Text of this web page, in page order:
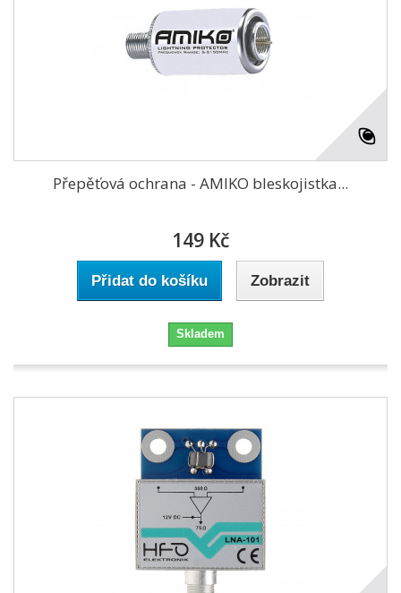
Přepěťová ochrana - AMIKO bleskojistka...
149 Kč
Přidat do košíku Zobrazit
Skladem